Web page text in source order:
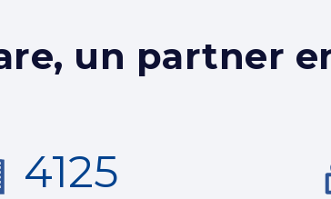
un partner
4125